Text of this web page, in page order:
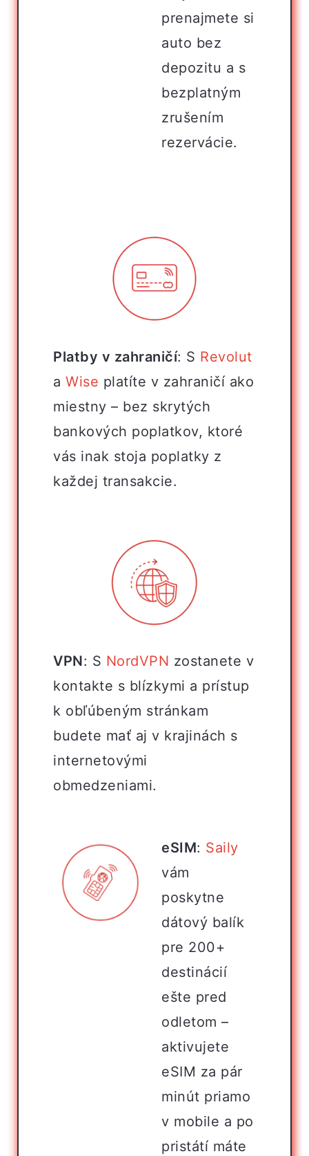
prenajmete si
auto bez
depozitu a s
bezplatným
zrušením
rezervácie.
Platby v zahraničí: S Revolut
a Wise platíte v zahraničí ako
miestny – bez skrytých
bankových poplatkov, ktoré
vás inak stoja poplatky z
každej transakcie.
VPN: S NordVPN zostanete v
kontakte s blízkymi a prístup
k obľúbeným stránkam
budete mať aj v krajinách s
internetovými
obmedzeniami.
eSIM: Saily
vám
poskytne
dátový balík
pre 200+
destinácií
ešte pred
odletom –
aktivujete
eSIM za pár
minút priamo
v mobile a po
pristátí máte